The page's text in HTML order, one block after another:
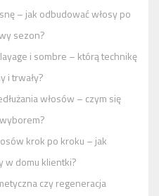
– jak odbudować włosy po
sezon?
i sombre – którą technikę
i trwały?
włosów – czym się
krok po kroku – jak
w domu klientki?
czy regeneracja